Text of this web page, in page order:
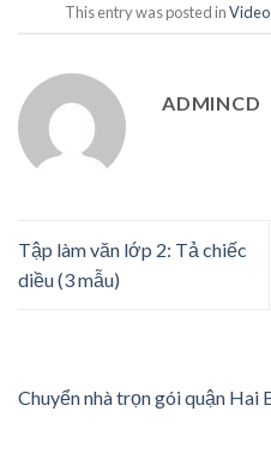
This entry was posted inVideo
ADMINCD
Tập làm văn lớp 2: Tả chiếc
diều (3 mẫu)
Chuyển nhà trọn gói quận Hai